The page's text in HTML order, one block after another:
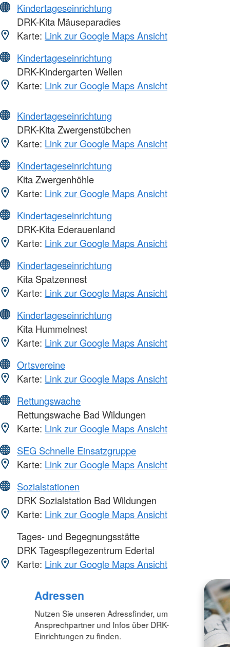
Kindertageseinrichtung
DRK-Kita Mäuseparadies
Karte: Link zur Google Maps Ansicht
Kindertageseinrichtung
DRK-Kindergarten Wellen
Karte: Link zur Google Maps Ansicht
Kindertageseinrichtung
DRK-Kita Zwergenstübchen
Karte: Link zur Google Maps Ansicht
Kindertageseinrichtung
Kita Zwergenhöhle
Karte: Link zur Google Maps Ansicht
Kindertageseinrichtung
DRK-Kita Ederauenland
Karte: Link zur Google Maps Ansicht
Kindertageseinrichtung
Kita Spatzennest
Karte: Link zur Google Maps Ansicht
Kindertageseinrichtung
Kita Hummelnest
Karte: Link zur Google Maps Ansicht
Ortsvereine
Karte: Link zur Google Maps Ansicht
Rettungswache
Rettungswache Bad Wildungen
Karte: Link zur Google Maps Ansicht
SEG Schnelle Einsatzgruppe
Karte: Link zur Google Maps Ansicht
Sozialstationen
DRK Sozialstation Bad Wildungen
Karte: Link zur Google Maps Ansicht
Tages- und Begegnungsstätte
DRK Tagespflegezentrum Edertal
Karte: Link zur Google Maps Ansicht
Adressen
Nutzen Sie unseren Adressfinder, um
Ansprechpartner und Infos über DRK-
Einrichtungen zu finden.